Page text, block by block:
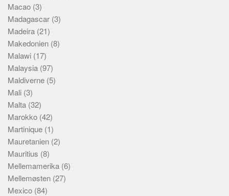
Macao (3)
Madagascar (3)
Madeira (21)
Makedonien (8)
Malawi (17)
Malaysia (97)
Maldiverne (5)
Mali (3)
Malta (32)
Marokko (42)
Martinique (1)
Mauretanien (2)
Mauritius (8)
Mellemamerika (6)
Mellemøsten (27)
Mexico (84)